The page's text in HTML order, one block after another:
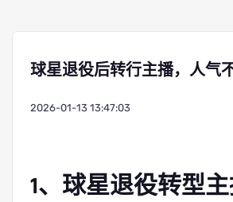
球星退役后转行主播，人气
2026-01-13 13:47:03
1、球星退役转型